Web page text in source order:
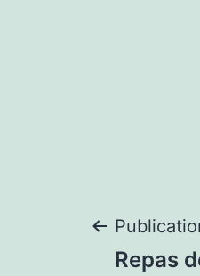
Repas